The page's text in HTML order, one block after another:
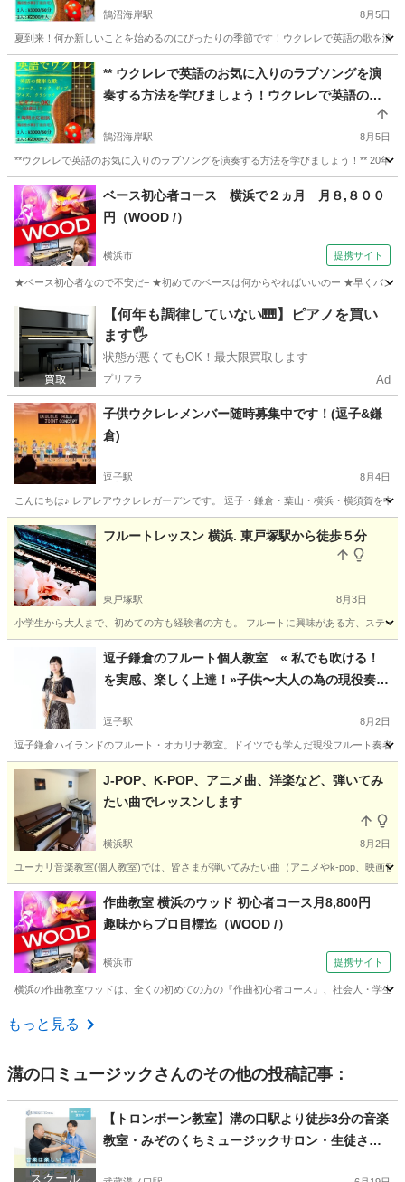
楽譜が多数用意されています!ウクレレ **英語のネ
イティブスピーカーと一緒にウクレレで**英語の歌
を学びましょう！
鵠沼海岸駅 8月5日
夏到来！何か新しいことを始めるのにぴったりの季節です！ウクレレで英語の歌を演
神奈川 藤沢市 鵠沼海岸駅 ウクレレ ネイティブスピーカー
** ウクレレで英語のお気に入りのラブソングを演
奏する方法を学びましょう！ウクレレで英語のお
気に入りのラブソングを演奏する方法を学びまし
ょう！**英語のネイティブスピーカーと一緒にウク
レレで英語の歌を学びましょう！**
鵠沼海岸駅 8月5日
**ウクレレで英語のお気に入りのラブソングを演奏する方法を学びましょう！** 20年
神奈川 藤沢市 鵠沼海岸駅 ウクレレ ネイティブスピーカー
ベース初心者コース 横浜で２ヵ月 月８,８００
円（WOOD /）
横浜市 提携サイト
★ベース初心者なので不安だ− ★初めてのベースは何からやればいいのー ★早くバン
神奈川 ベース
【何年も調律していない🎹】ピアノを買い
ます🖐️
状態が悪くてもOK！最大限買取します
プリフラ Ad
子供ウクレレメンバー随時募集中です！(逗子&鎌
倉)
逗子駅 8月4日
こんにちは♪ レアレアウクレレガーデンです。 逗子・鎌倉・葉山・横浜・横須賀を
神奈川 逗子市 逗子駅 ウクレレ 葉山
フルートレッスン 横浜. 東戸塚駅から徒歩５分
東戸塚駅 8月3日
小学生から大人まで、初めての方も経験者の方も。 フルートに興味がある方、ステ
東戸塚駅 フルート 大人
逗子鎌倉のフルート個人教室 « 私でも吹ける！
を実感、楽しく上達！»子供〜大人の為の現役奏者
逗子駅 8月2日
逗子鎌倉ハイランドのフルート・オカリナ教室。ドイツでも学んだ現役フルート奏者
神奈川 逗子市 先生
J-POP、K-POP、アニメ曲、洋楽など、弾いてみ
たい曲でレッスンします
横浜駅 8月2日
ユーカリ音楽教室(個人教室)では、皆さまが弾いてみたい曲（アニメやk-pop、映画
神奈川 横浜市 横浜駅 ピアノ リモート
作曲教室 横浜のウッド 初心者コース月8,800円
趣味からプロ目標迄（WOOD /）
横浜市 提携サイト
横浜の作曲教室ウッドは、全くの初めての方の『作曲初心者コース』、社会人・学生
神奈川 横浜市
もっと見る
溝の口ミュージック さんのその他の投稿記事：
スクール
【トロンボーン教室】溝の口駅より徒歩3分の音楽
教室・みぞのくちミュージックサロン・生徒さん